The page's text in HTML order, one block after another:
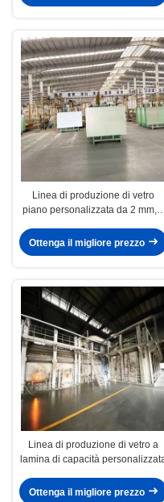
Linea di produzione di vetro
piano personalizzata da 2 mm, 4
Ottenga il migliore prezzo
Linea di produzione di vetro a
lamina di capacità
Ottenga il migliore prezzo